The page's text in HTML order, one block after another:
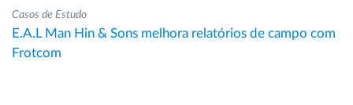
Casos de Estudo
E.A.L Man Hin & Sons melhora relatórios de campo com
Frotcom